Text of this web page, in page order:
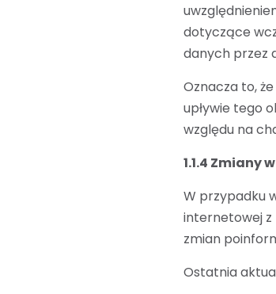
dotyczące
danych przez
Oznacza to,
upływie tego
względu na
1.1.4 Zmiany
W przypadku
internetowej
zmian
Ostatnia